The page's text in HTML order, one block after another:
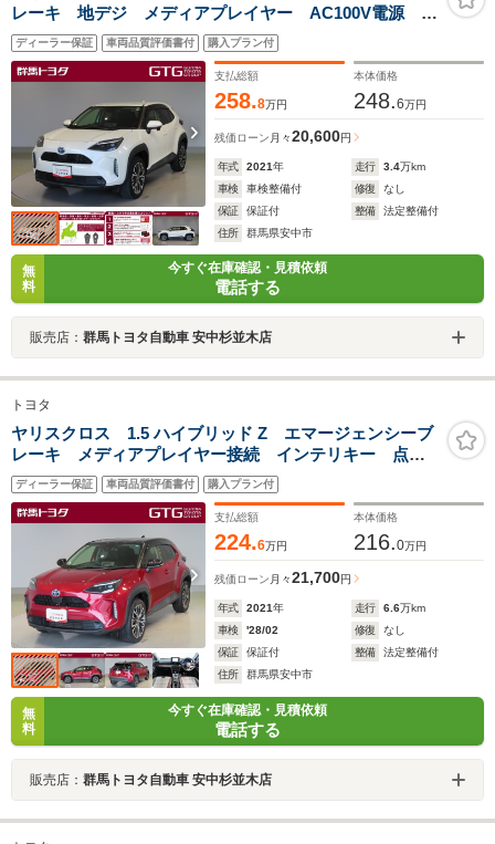
レーキ 地デジ メディアプレイヤー AC100V電源
DVD インテリキー 点検記録簿 LEDランプ リアカ
メラ メモリーナビ 横滑り防止システム 電動シ-ト
クルコン キーフリー
ディーラー保証 車両品質評価書付 購入プラン付
支払総額
258.8万円
本体価格
248.6万円
残価ローン 月々20,600円
年式 2021年 走行 3.4万km
車検
車検整備付 修復
なし
保証
保証付 整備
法定整備付
住所
群馬県安中市
無
料
今すぐ在庫確認・見積依頼
電話する
販売店： 群馬トヨタ自動車 安中杉並木店
トヨタ
ヤリスクロス 1.5 ハイブリッド Z エマージェンシーブ
レーキ メディアプレイヤー接続 インテリキー 点検
記録簿 ナビ LEDランプ リアカメラ メモリーナビ
ゲーション 横滑り防止システム 電動シ-ト クルコ
ン アルミホイル PS
ディーラー保証 車両品質評価書付 購入プラン付
支払総額
224.6万円
本体価格
216.0万円
残価ローン 月々21,700円
年式 2021年 走行 6.6万km
車検
'28/02 修復
なし
保証
保証付 整備
法定整備付
住所
群馬県安中市
無
料
今すぐ在庫確認・見積依頼
電話する
販売店： 群馬トヨタ自動車 安中杉並木店